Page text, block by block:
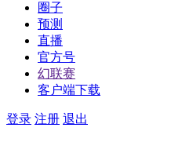
圈子
预测
直播
官方号
幻联赛
客户端下载
登录 注册 退出